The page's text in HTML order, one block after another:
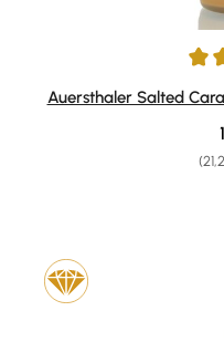
Durchschnittliche
Auersthaler Salted